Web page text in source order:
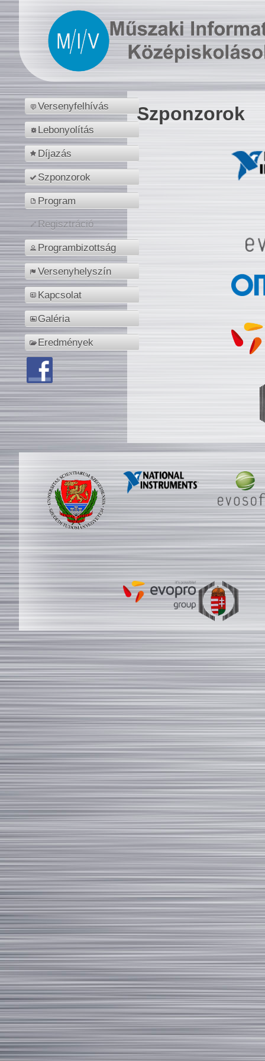
Versenyfelhívás
Lebonyolítás
Díjazás
Szponzorok
Program
Regisztráció
Programbizottság
Versenyhelyszín
Kapcsolat
Galéria
Eredmények
Szponzorok